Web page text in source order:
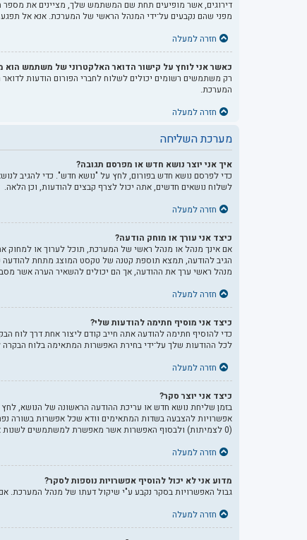
דירוגים, אשר מופיעים תחת שם המשתמש שלך, מציינים את מספר
מפני שהם נקבעים על־ידי המנהל הראשי של המערכת. אנא אל
חזרה למעלה
כאשר אני לוחץ על קישור הדואר האלקטרוני של משתמש
רק משתמשים רשומים יכולים לשלוח לחברי הפורום הודעות
המערכת.
חזרה למעלה
מערכת השליחה
איך אני יוצר נושא חדש או מפרסם תגובה?
כדי לפרסם נושא חדש בפורום, לחץ על "נושא חדש". כדי להגיב
לשלוח נושאים חדשים, אתה יכול לצרף קבצים להודעות, וכן הלאה.
חזרה למעלה
כיצד אני עורך או מוחק הודעה?
אם אינך מנהל או מנהל ראשי של המערכת, תוכל לערוך או למחוק
הגיב להודעה, תמצא תוספת קטנה של טקסט המוצג מתחת להודעה
מנהל ראשי ערך את ההודעה, אך הם יכולים להשאיר הערה אשר
חזרה למעלה
כיצד אני מוסיף חתימה להודעות שלי?
כדי להוסיף חתימה להודעה אתה חייב קודם ליצור אחת דרך
לכל ההודעות שלך על־ידי בחירת האפשרות המתאימה בלוח
חזרה למעלה
כיצד אני יוצר סקר?
בזמן שליחת נושא חדש או עריכת ההודעה הראשונה של הנושא,
אפשרויות להצבעה בשדות המתאימים וודא שכל אפשרות בשורה
(0 לצמיתות) ולבסוף האפשרות אשר מאפשרת למשתמשים לשנות את ההצבעות שלהם.
חזרה למעלה
מדוע אני לא יכול להוסיף אפשרויות נוספות לסקר?
גבול האפשרויות בסקר נקבע ע"י שיקול דעתו של מנהל
חזרה למעלה